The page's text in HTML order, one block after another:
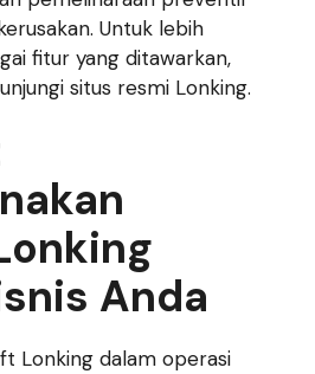
Untuk lebih
fitur yang ditawarkan,
situs resmi Lonking.
Anda
Lonking dalam operasi